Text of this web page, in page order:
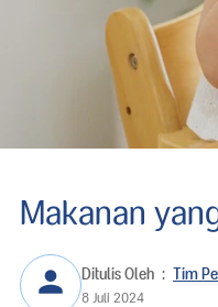
Makanan
Ditulis Oleh : Tim
8 Juli 2024